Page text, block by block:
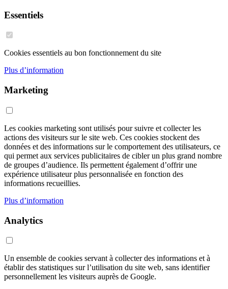
Essentiels
Cookies essentiels au bon fonctionnement du site
Plus d’information
Marketing
Les cookies marketing sont utilisés pour suivre et collecter les
actions des visiteurs sur le site web. Ces cookies stockent des
données et des informations sur le comportement des utilisateurs, ce
qui permet aux services publicitaires de cibler un plus grand nombre
de groupes d’audience. Ils permettent également d’offrir une
expérience utilisateur plus personnalisée en fonction des
informations recueillies.
Plus d’information
Analytics
Un ensemble de cookies servant à collecter des informations et à
établir des statistiques sur l’utilisation du site web, sans identifier
personnellement les visiteurs auprès de Google.